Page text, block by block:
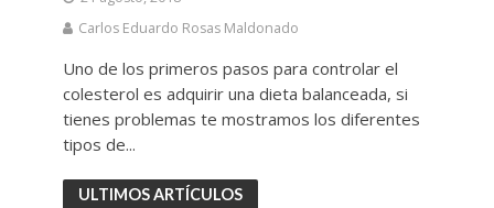
Carlos Eduardo Rosas Maldonado
Uno de los primeros pasos para controlar el
colesterol es adquirir una dieta balanceada, si
tienes problemas te mostramos los diferentes
tipos de...
ULTIMOS ARTÍCULOS